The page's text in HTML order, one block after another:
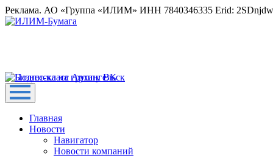
Реклама. АО «Группа «ИЛИМ» ИНН 7840346335 Erid:
Главная
Новости
Навигатор
Новости компаний